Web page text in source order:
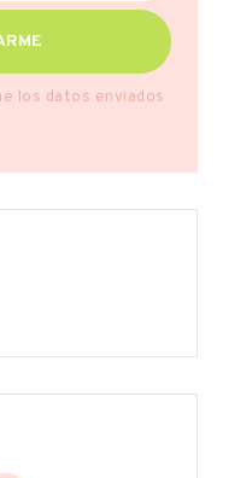
los datos enviados